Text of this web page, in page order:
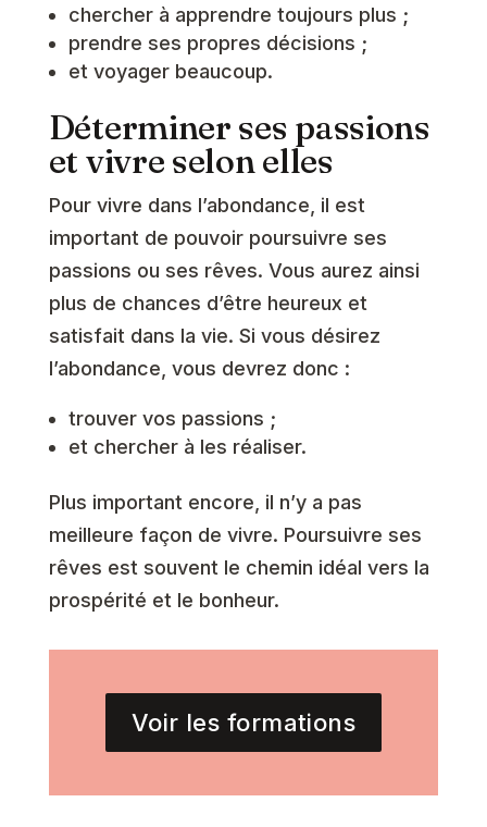
chercher à apprendre toujours plus ;
prendre ses propres décisions ;
et voyager beaucoup.
Déterminer ses passions
et vivre selon elles
Pour vivre dans l’abondance, il est
important de pouvoir poursuivre ses
passions ou ses rêves. Vous aurez ainsi
plus de chances d’être heureux et
satisfait dans la vie. Si vous désirez
l’abondance, vous devrez donc :
trouver vos passions ;
et chercher à les réaliser.
Plus important encore, il n’y a pas
meilleure façon de vivre. Poursuivre ses
rêves est souvent le chemin idéal vers la
prospérité et le bonheur.
Voir les formations